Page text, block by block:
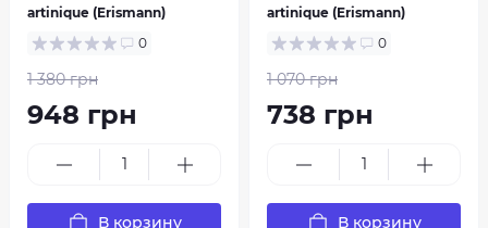
artinique (Erismann)
0
1 380 грн
948 грн
В корзину
artinique (Erismann)
0
1 070 грн
738 грн
В корзину